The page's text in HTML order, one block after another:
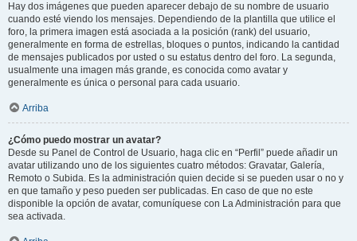
Hay dos imágenes que pueden aparecer debajo de su nombre de usuario
cuando esté viendo los mensajes. Dependiendo de la plantilla que utilice el
foro, la primera imagen está asociada a la posición (rank) del usuario,
generalmente en forma de estrellas, bloques o puntos, indicando la cantidad
de mensajes publicados por usted o su estatus dentro del foro. La segunda,
usualmente una imagen más grande, es conocida como avatar y
generalmente es única o personal para cada usuario.
Arriba
¿Cómo puedo mostrar un avatar?
Desde su Panel de Control de Usuario, haga clic en “Perfil” puede añadir un
avatar utilizando uno de los siguientes cuatro métodos: Gravatar, Galería,
Remoto o Subida. Es la administración quien decide si se pueden usar o no y
en que tamaño y peso pueden ser publicadas. En caso de que no este
disponible la opción de avatar, comuníquese con La Administración para que
sea activada.